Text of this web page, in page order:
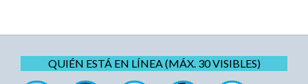
QUIÉN ESTÁ EN LÍNEA (MÁX. 30 VISIBLES)